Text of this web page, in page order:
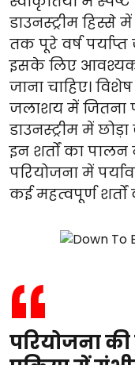
डाउनस्ट्रीम हिस्से
तक पूरे वर्ष
इसके लिए आवश्यक
जाना चाहिए।
जलाशय में जितना
डाउनस्ट्रीम में
इन शर्तों का पालन
परियोजना में
कई महत्वपूर्ण
परियोजना